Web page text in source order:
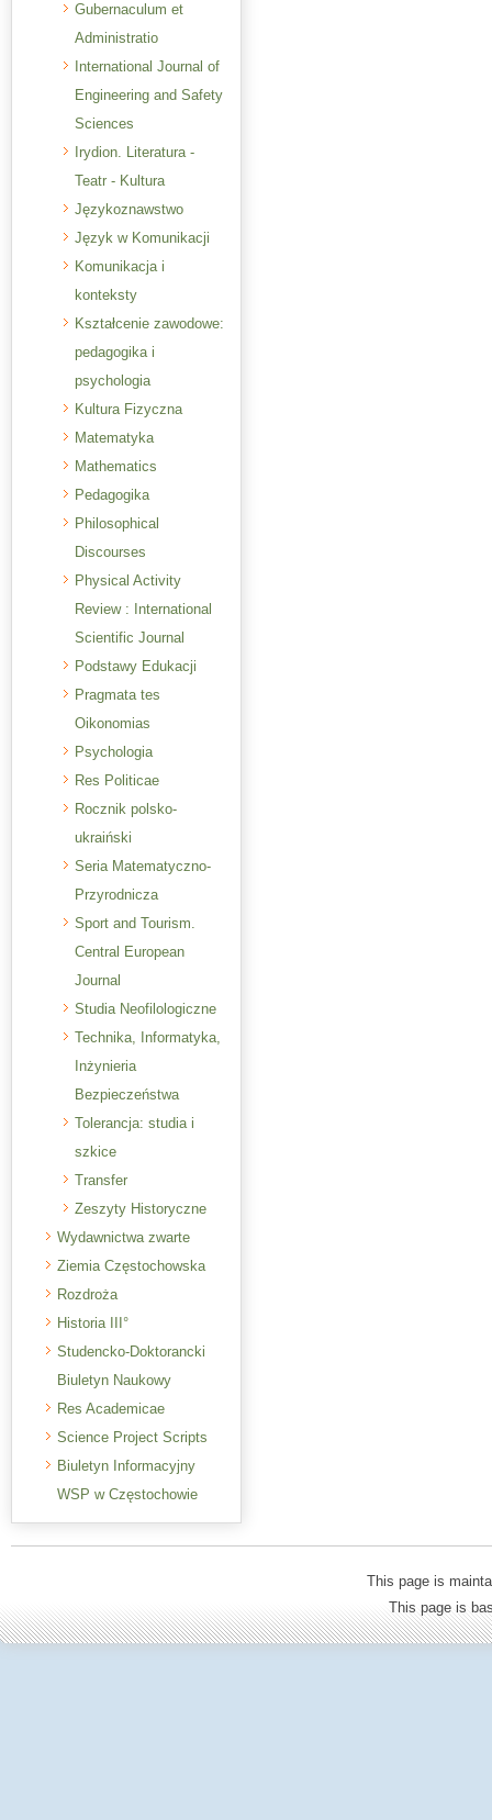
Gubernaculum et
Administratio
International Journal of
Engineering and Safety
Sciences
Irydion. Literatura -
Teatr - Kultura
Językoznawstwo
Język w Komunikacji
Komunikacja i
konteksty
Kształcenie zawodowe:
pedagogika i
psychologia
Kultura Fizyczna
Matematyka
Mathematics
Pedagogika
Philosophical
Discourses
Physical Activity
Review : International
Scientific Journal
Podstawy Edukacji
Pragmata tes
Oikonomias
Psychologia
Res Politicae
Rocznik polsko-
ukraiński
Seria Matematyczno-
Przyrodnicza
Sport and Tourism.
Central European
Journal
Studia Neofilologiczne
Technika, Informatyka,
Inżynieria
Bezpieczeństwa
Tolerancja: studia i
szkice
Transfer
Zeszyty Historyczne
Wydawnictwa zwarte
Ziemia Częstochowska
Rozdroża
Historia III°
Studencko-Doktorancki
Biuletyn Naukowy
Res Academicae
Science Project Scripts
Biuletyn Informacyjny
WSP w Częstochowie
This page is
This page is